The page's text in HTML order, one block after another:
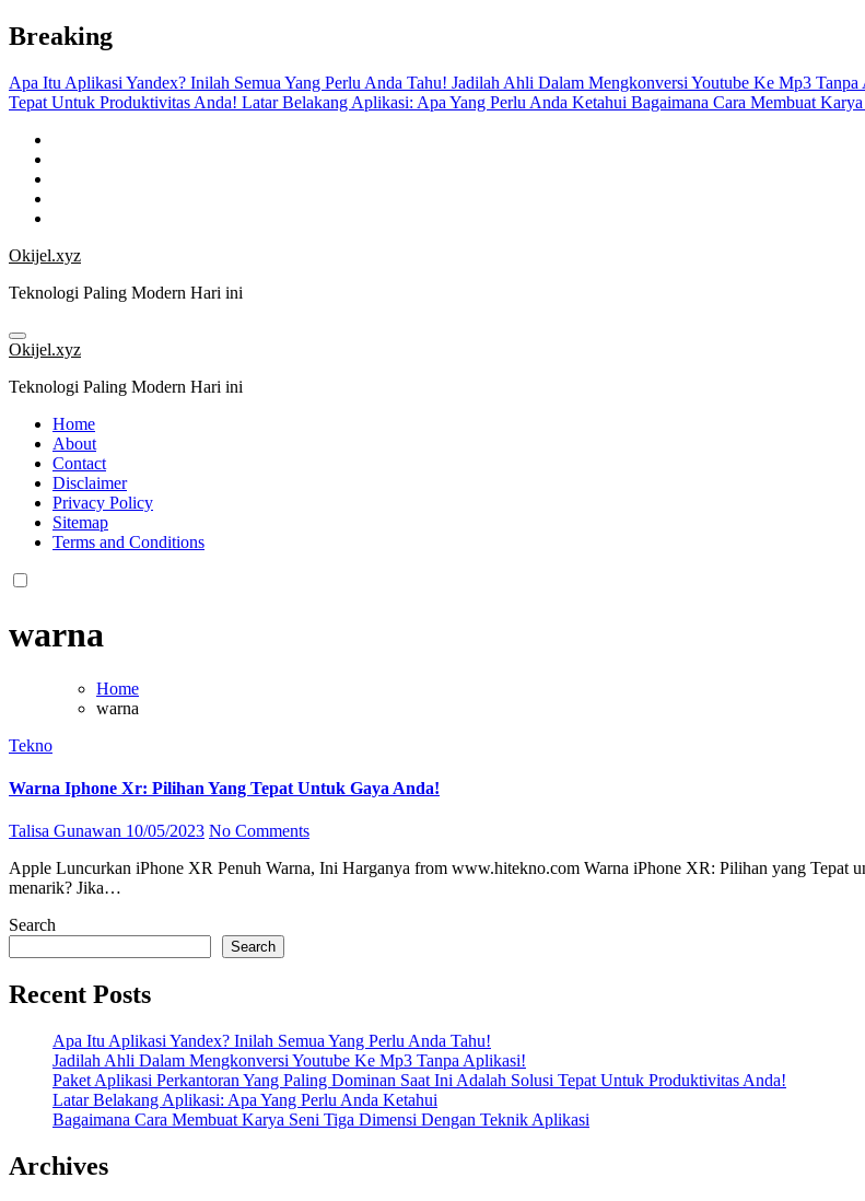
Skip
to
Breaking
Apa Itu Aplikasi Yandex? Inilah Semua Yang Perlu Anda Tahu! Jadilah Ahli Dalam Mengkonversi Youtube Ke Mp3 Tanpa
Tepat Untuk Produktivitas Anda! Latar Belakang Aplikasi: Apa Yang Perlu Anda Ketahui Bagaimana Cara Membuat
Okijel.xyz
Teknologi Paling Modern Hari ini
Okijel.xyz
Teknologi Paling Modern Hari ini
Home
About
Contact
Disclaimer
Privacy Policy
Sitemap
Terms and Conditions
warna
Home
warna
Tekno
Warna Iphone Xr: Pilihan Yang Tepat Untuk Gaya Anda!
Talisa Gunawan 10/05/2023 No Comments
Apple Luncurkan iPhone XR Penuh Warna, Ini Harganya from www.hitekno.com Warna iPhone XR: Pilihan yang Tepat untuk Gaya Anda! Apakah Anda sedang mencari iPhone baru dengan tampilan yang
menarik? Jika…
Search
Search
Recent Posts
Apa Itu Aplikasi Yandex? Inilah Semua Yang Perlu Anda Tahu!
Jadilah Ahli Dalam Mengkonversi Youtube Ke Mp3 Tanpa Aplikasi!
Paket Aplikasi Perkantoran Yang Paling Dominan Saat Ini Adalah Solusi Tepat Untuk Produktivitas Anda!
Latar Belakang Aplikasi: Apa Yang Perlu Anda Ketahui
Bagaimana Cara Membuat Karya Seni Tiga Dimensi Dengan Teknik Aplikasi
Archives